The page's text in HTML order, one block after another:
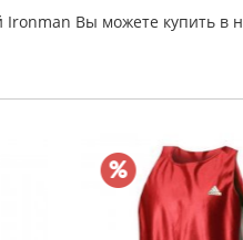
Ironman Вы можете купить в